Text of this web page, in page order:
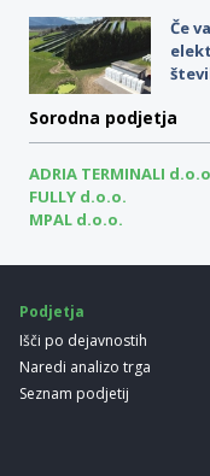
Če
Sorodna podjetja
ADRIA TERMINALI
FULLY d.o.o.
MPAL d.o.o.
Podjetja
Išči po dejavnostih
Naredi analizo trga
Seznam podjetij